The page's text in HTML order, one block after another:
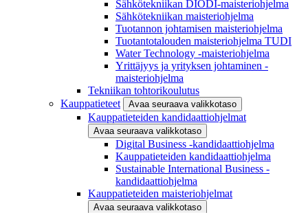
Sähkötekniikan DIODI-maisteriohjelma
Sähkötekniikan maisteriohjelma
Tuotannon johtamisen maisteriohjelma
Tuotantotalouden maisteriohjelma TUDI
Water Technology -maisteriohjelma
Yrittäjyys ja yrityksen johtaminen -
maisteriohjelma
Tekniikan tohtorikoulutus
Kauppatieteet
Avaa seuraava valikkotaso
Kauppatieteiden kandidaattiohjelmat
Avaa seuraava valikkotaso
Digital Business -kandidaattiohjelma
Kauppatieteiden kandidaattiohjelma
Sustainable International Business -
kandidaattiohjelma
Kauppatieteiden maisteriohjelmat
Avaa seuraava valikkotaso